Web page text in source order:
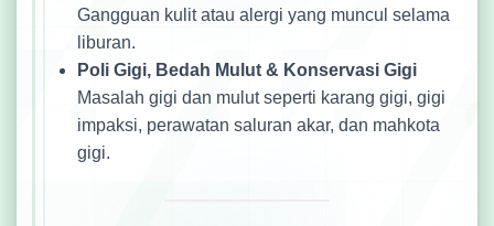
Gangguan kulit atau alergi yang muncul selama
liburan.
Poli Gigi, Bedah Mulut & Konservasi Gigi
Masalah gigi dan mulut seperti karang gigi, gigi
impaksi, perawatan saluran akar, dan mahkota
gigi.